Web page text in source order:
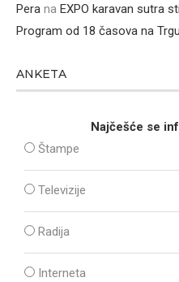
Pera na EXPO karavan sutra
Program od 18 časova na
ANKETA
Najčešće se
Štampe
Televizije
Radija
Interneta